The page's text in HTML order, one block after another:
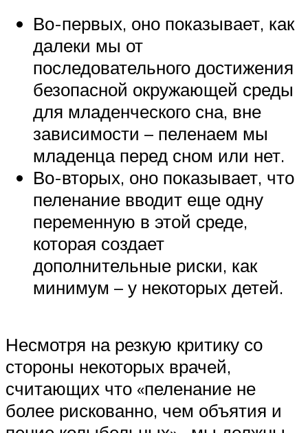
Во-первых, оно показывает, как
далеки мы от
последовательного достижения
безопасной окружающей среды
для младенческого сна, вне
зависимости – пеленаем мы
младенца перед сном или нет.
Во-вторых, оно показывает, что
пеленание вводит еще одну
переменную в этой среде,
которая создает
дополнительные риски, как
минимум – у некоторых детей.
Несмотря на резкую критику со
стороны некоторых врачей,
считающих что «пеленание не
более рискованно, чем объятия и